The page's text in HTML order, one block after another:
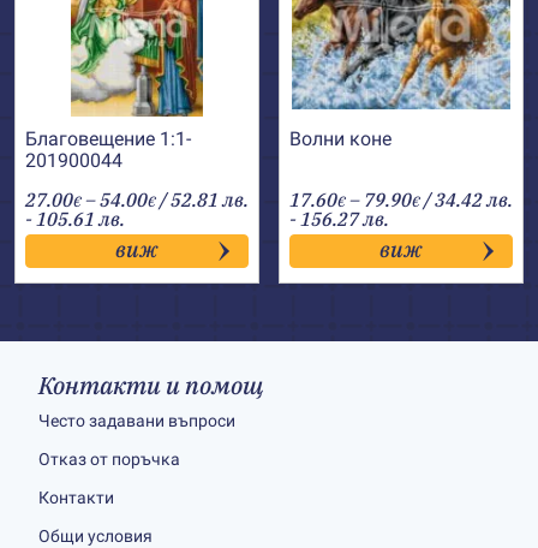
Благовещение 1:1-
201900044
27.00€ –54.00€Price
range:
27.00€
through
54.00€
/ 52.81 лв.
- 105.61 лв.
виж
Волни коне
17.60€ – 79.90€Price
range:
17.60€
through
79.90€
/ 34.42 лв.
- 156.27 лв.
виж
Контакти и помощ
Често задавани въпроси
Отказ от поръчка
Контакти
Общи условия